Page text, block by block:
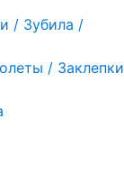
/ Зубила /
/ Заклепки